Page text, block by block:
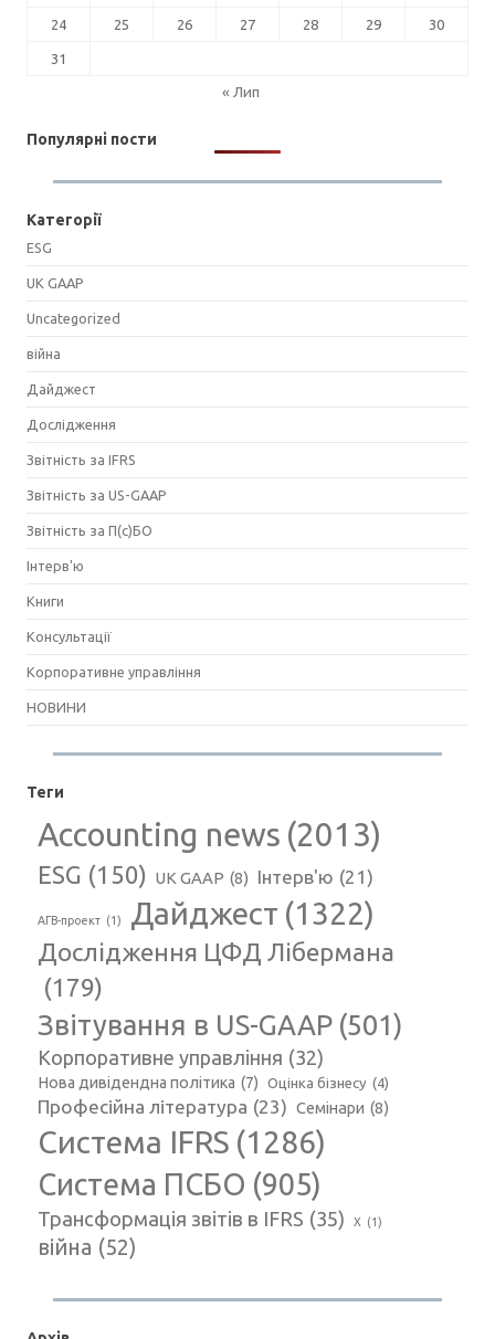
24 25 26 27 28 29 30
31
« Лип
Популярні пости
Категорії
ESG
UK GAAP
Uncategorized
війна
Дайджест
Дослідження
Звітність за IFRS
Звітність за US-GAAP
Звітність за П(с)БО
Інтерв'ю
Книги
Консультації
Корпоративне управління
НОВИНИ
Теги
Accounting news (2013)
ESG (150) UK GAAP (8) Інтерв'ю (21)
АГВ-проект (1) Дайджест (1322)
Дослідження ЦФД Лібермана
(179)
Звітування в US-GAAP (501)
Корпоративне управління (32)
Нова дивідендна політика (7) Оцінка бізнесу (4)
Професійна література (23) Семінари (8)
Система IFRS (1286)
Система ПСБО (905)
Трансформація звітів в IFRS (35) Х (1)
війна (52)